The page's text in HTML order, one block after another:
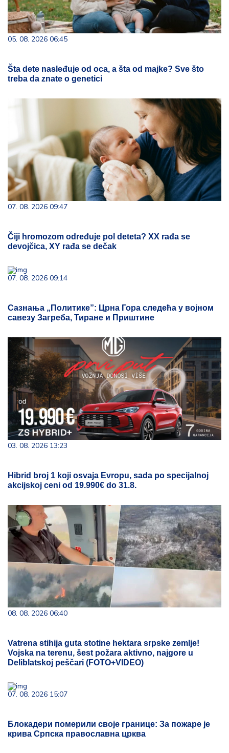
05. 08. 2026 06:45
Šta dete nasleđuje od oca, a šta od majke? Sve što
treba da znate o genetici
07. 08. 2026 09:47
Čiji hromozom određuje pol deteta? XX rađa se
devojčica, XY rađa se dečak
07. 08. 2026 09:14
Сазнања „Политике”: Црна Гора следећа у војном
савезу Загреба, Тиране и Приштине
03. 08. 2026 13:23
Hibrid broj 1 koji osvaja Evropu, sada po specijalnoj
akcijskoj ceni od 19.990€ do 31.8.
08. 08. 2026 06:40
Vatrena stihija guta stotine hektara srpske zemlje!
Vojska na terenu, šest požara aktivno, najgore u
Deliblatskoj peščari (FOTO+VIDEO)
07. 08. 2026 15:07
Блокадери померили своје границе: За пожаре је
крива Српска православна црква